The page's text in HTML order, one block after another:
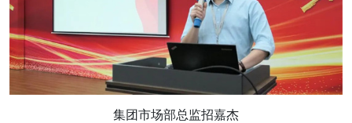
集团市场部总监招嘉杰